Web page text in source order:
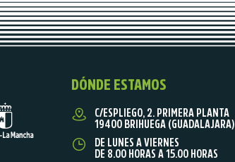
DÓNDE ESTAMOS
C/ESPLIEGO, 2. PRIMERA PLANTA
19400 BRIHUEGA (GUADALAJARA)
DE LUNES A VIERNES
DE 8.00 HORAS A 15.00 HORAS